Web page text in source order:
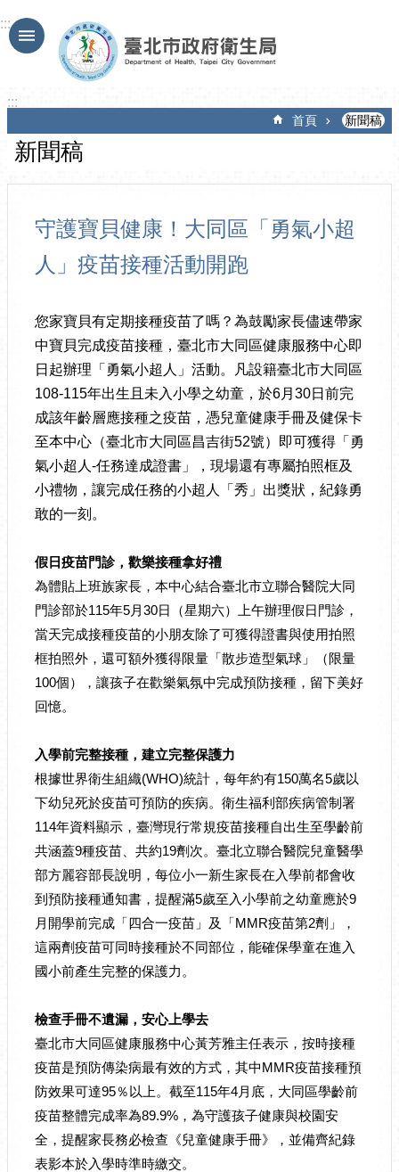
跳到主要內容區塊
:::
:::
首頁 新聞稿
新聞稿
守護寶貝健康！大同區「勇氣小超
人」疫苗接種活動開跑
您家寶貝有定期接種疫苗了嗎？為鼓勵家長儘速帶家
中寶貝完成疫苗接種，臺北市大同區健康服務中心即
日起辦理「勇氣小超人」活動。凡設籍臺北市大同區
108-115年出生且未入小學之幼童，於6月30日前完
成該年齡層應接種之疫苗，憑兒童健康手冊及健保卡
至本中心（臺北市大同區昌吉街52號）即可獲得「勇
氣小超人-任務達成證書」，現場還有專屬拍照框及
小禮物，讓完成任務的小超人「秀」出獎狀，紀錄勇
敢的一刻。
假日疫苗門診，歡樂接種拿好禮
為體貼上班族家長，本中心結合臺北市立聯合醫院大同
門診部於115年5月30日（星期六）上午辦理假日門診，
當天完成接種疫苗的小朋友除了可獲得證書與使用拍照
框拍照外，還可額外獲得限量「散步造型氣球」（限量
100個），讓孩子在歡樂氣氛中完成預防接種，留下美好
回憶。
入學前完整接種，建立完整保護力
根據世界衛生組織(WHO)統計，每年約有150萬名5歲以
下幼兒死於疫苗可預防的疾病。衛生福利部疾病管制署
114年資料顯示，臺灣現行常規疫苗接種自出生至學齡前
共涵蓋9種疫苗、共約19劑次。臺北立聯合醫院兒童醫學
部方麗容部長說明，每位小一新生家長在入學前都會收
到預防接種通知書，提醒滿5歲至入小學前之幼童應於9
月開學前完成「四合一疫苗」及「MMR疫苗第2劑」，
這兩劑疫苗可同時接種於不同部位，能確保學童在進入
國小前產生完整的保護力。
檢查手冊不遺漏，安心上學去
臺北市大同區健康服務中心黃芳雅主任表示，按時接種
疫苗是預防傳染病最有效的方式，其中MMR疫苗接種預
防效果可達95％以上。截至115年4月底，大同區學齡前
疫苗整體完成率為89.9%，為守護孩子健康與校園安
全，提醒家長務必檢查《兒童健康手冊》，並備齊紀錄
表影本於入學時準時繳交。